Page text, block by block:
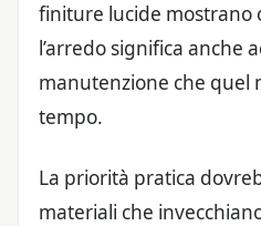
finiture lucide mostrano
l’arredo significa anche
manutenzione che quel
tempo.
La priorità pratica
materiali che